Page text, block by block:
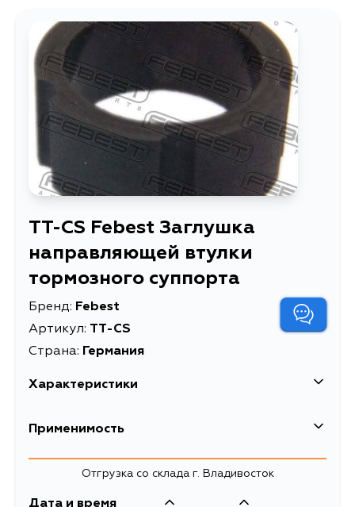
TT-CS Febest Заглушка
направляющей втулки
тормозного суппорта
Бренд: Febest
Артикул: TT-CS
Страна: Германия
Характеристики
EAN-13
Длина упаковки, мм 100
Применимость
Отгрузка со склада г. Владивосток
Дата и время